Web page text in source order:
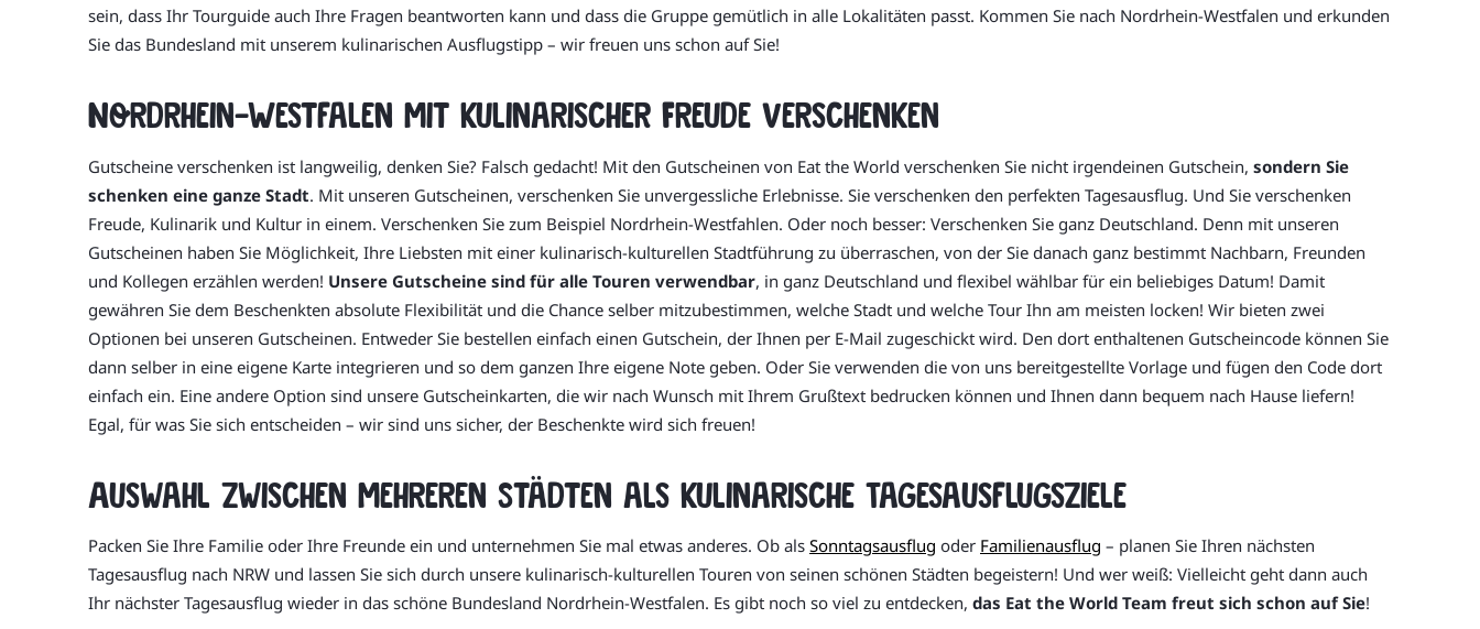
sein, dass Ihr Tourguide auch Ihre Fragen beantworten kann und dass die Gruppe gemütlich in alle Lokalitäten passt. Kommen Sie nach Nordrhein-Westfalen und erkunden
Sie das Bundesland mit unserem kulinarischen Ausflugstipp – wir freuen uns schon auf Sie!
Nordrhein-Westfalen mit kulinarischer Freude verschenken
Gutscheine verschenken ist langweilig, denken Sie? Falsch gedacht! Mit den Gutscheinen von Eat the World verschenken Sie nicht irgendeinen Gutschein, sondern Sie
schenken eine ganze Stadt. Mit unseren Gutscheinen, verschenken Sie unvergessliche Erlebnisse. Sie verschenken den perfekten Tagesausflug. Und Sie verschenken
Freude, Kulinarik und Kultur in einem. Verschenken Sie zum Beispiel Nordrhein-Westfahlen. Oder noch besser: Verschenken Sie ganz Deutschland. Denn mit unseren
Gutscheinen haben Sie Möglichkeit, Ihre Liebsten mit einer kulinarisch-kulturellen Stadtführung zu überraschen, von der Sie danach ganz bestimmt Nachbarn, Freunden
und Kollegen erzählen werden! Unsere Gutscheine sind für alle Touren verwendbar, in ganz Deutschland und flexibel wählbar für ein beliebiges Datum! Damit
gewähren Sie dem Beschenkten absolute Flexibilität und die Chance selber mitzubestimmen, welche Stadt und welche Tour Ihn am meisten locken! Wir bieten zwei
Optionen bei unseren Gutscheinen. Entweder Sie bestellen einfach einen Gutschein, der Ihnen per E-Mail zugeschickt wird. Den dort enthaltenen Gutscheincode können Sie
dann selber in eine eigene Karte integrieren und so dem ganzen Ihre eigene Note geben. Oder Sie verwenden die von uns bereitgestellte Vorlage und fügen den Code dort
einfach ein. Eine andere Option sind unsere Gutscheinkarten, die wir nach Wunsch mit Ihrem Grußtext bedrucken können und Ihnen dann bequem nach Hause liefern!
Egal, für was Sie sich entscheiden – wir sind uns sicher, der Beschenkte wird sich freuen!
Auswahl zwischen mehreren Städten als kulinarische Tagesausflugsziele
Packen Sie Ihre Familie oder Ihre Freunde ein und unternehmen Sie mal etwas anderes. Ob als Sonntagsausflug oder Familienausflug – planen Sie Ihren nächsten
Tagesausflug nach NRW und lassen Sie sich durch unsere kulinarisch-kulturellen Touren von seinen schönen Städten begeistern! Und wer weiß: Vielleicht geht dann auch
Ihr nächster Tagesausflug wieder in das schöne Bundesland Nordrhein-Westfalen. Es gibt noch so viel zu entdecken, das Eat the World Team freut sich schon auf Sie!